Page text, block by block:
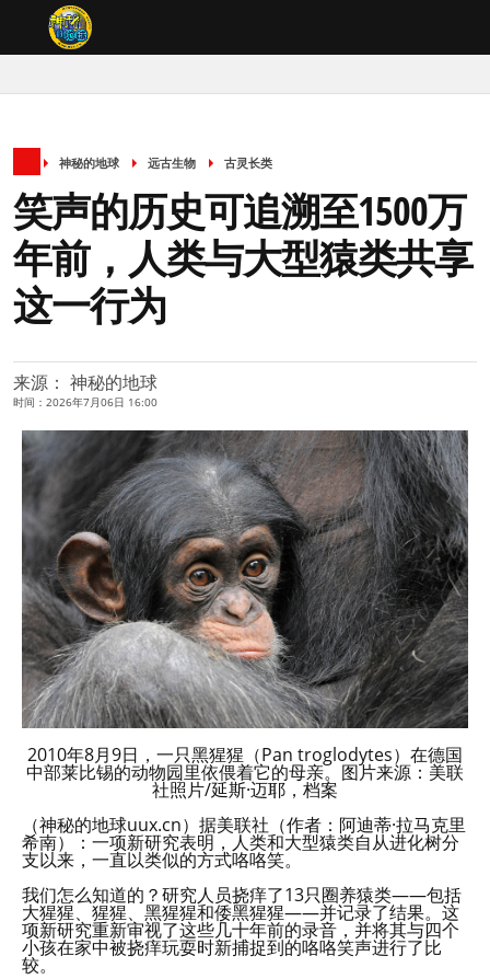
神秘的地球 远古生物 古灵长类
笑声的历史可追溯至1500万
年前，人类与大型猿类共享
这一行为
来源： 神秘的地球
时间：2026年7月06日 16:00
2010年8月9日，一只黑猩猩（Pan troglodytes）在德国
中部莱比锡的动物园里依偎着它的母亲。图片来源：美联
社照片/延斯·迈耶，档案
（神秘的地球uux.cn）据美联社（作者：阿迪蒂·拉马克里
希南）：一项新研究表明，人类和大型猿类自从进化树分
支以来，一直以类似的方式咯咯笑。
我们怎么知道的？研究人员挠痒了13只圈养猿类——包括
大猩猩、猩猩、黑猩猩和倭黑猩猩——并记录了结果。这
项新研究重新审视了这些几十年前的录音，并将其与四个
小孩在家中被挠痒玩耍时新捕捉到的咯咯笑声进行了比
较。